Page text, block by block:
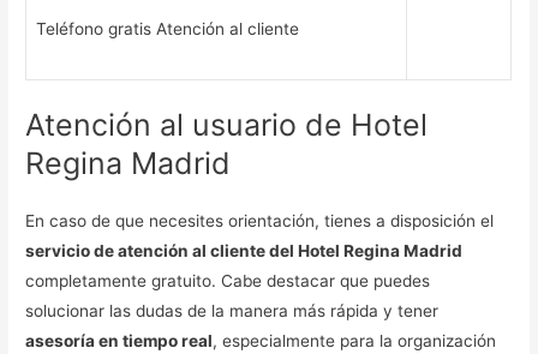
Teléfono gratis Atención al cliente
Atención al usuario de Hotel
Regina Madrid
En caso de que necesites orientación, tienes a disposición el
servicio de atención al cliente del Hotel Regina Madrid
completamente gratuito. Cabe destacar que puedes
solucionar las dudas de la manera más rápida y tener
asesoría en tiempo real, especialmente para la organización